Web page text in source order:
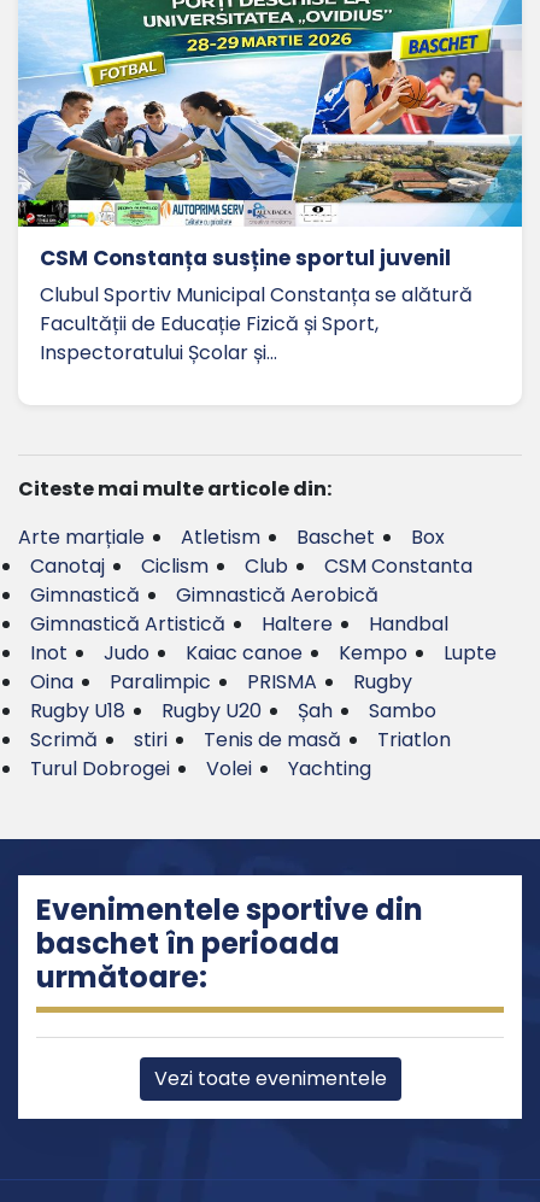
CSM Constanța susține sportul juvenil
Clubul Sportiv Municipal Constanța se alătură
Facultății de Educație Fizică și Sport,
Inspectoratului Școlar și…
Citeste mai multe articole din:
Arte marțiale
Atletism Baschet
Box
Canotaj
Ciclism Club
CSM Constanta
Gimnastică
Gimnastică Aerobică
Gimnastică Artistică
Haltere
Handbal
Inot
Judo Kaiac canoe Kempo
Lupte
Oina
Paralimpic PRISMA
Rugby
Rugby U18
Rugby U20 Șah
Sambo
Scrimă
stiri Tenis de masă
Triatlon
Turul Dobrogei
Volei Yachting
Evenimentele sportive din
baschet în perioada
următoare:
Vezi toate evenimentele